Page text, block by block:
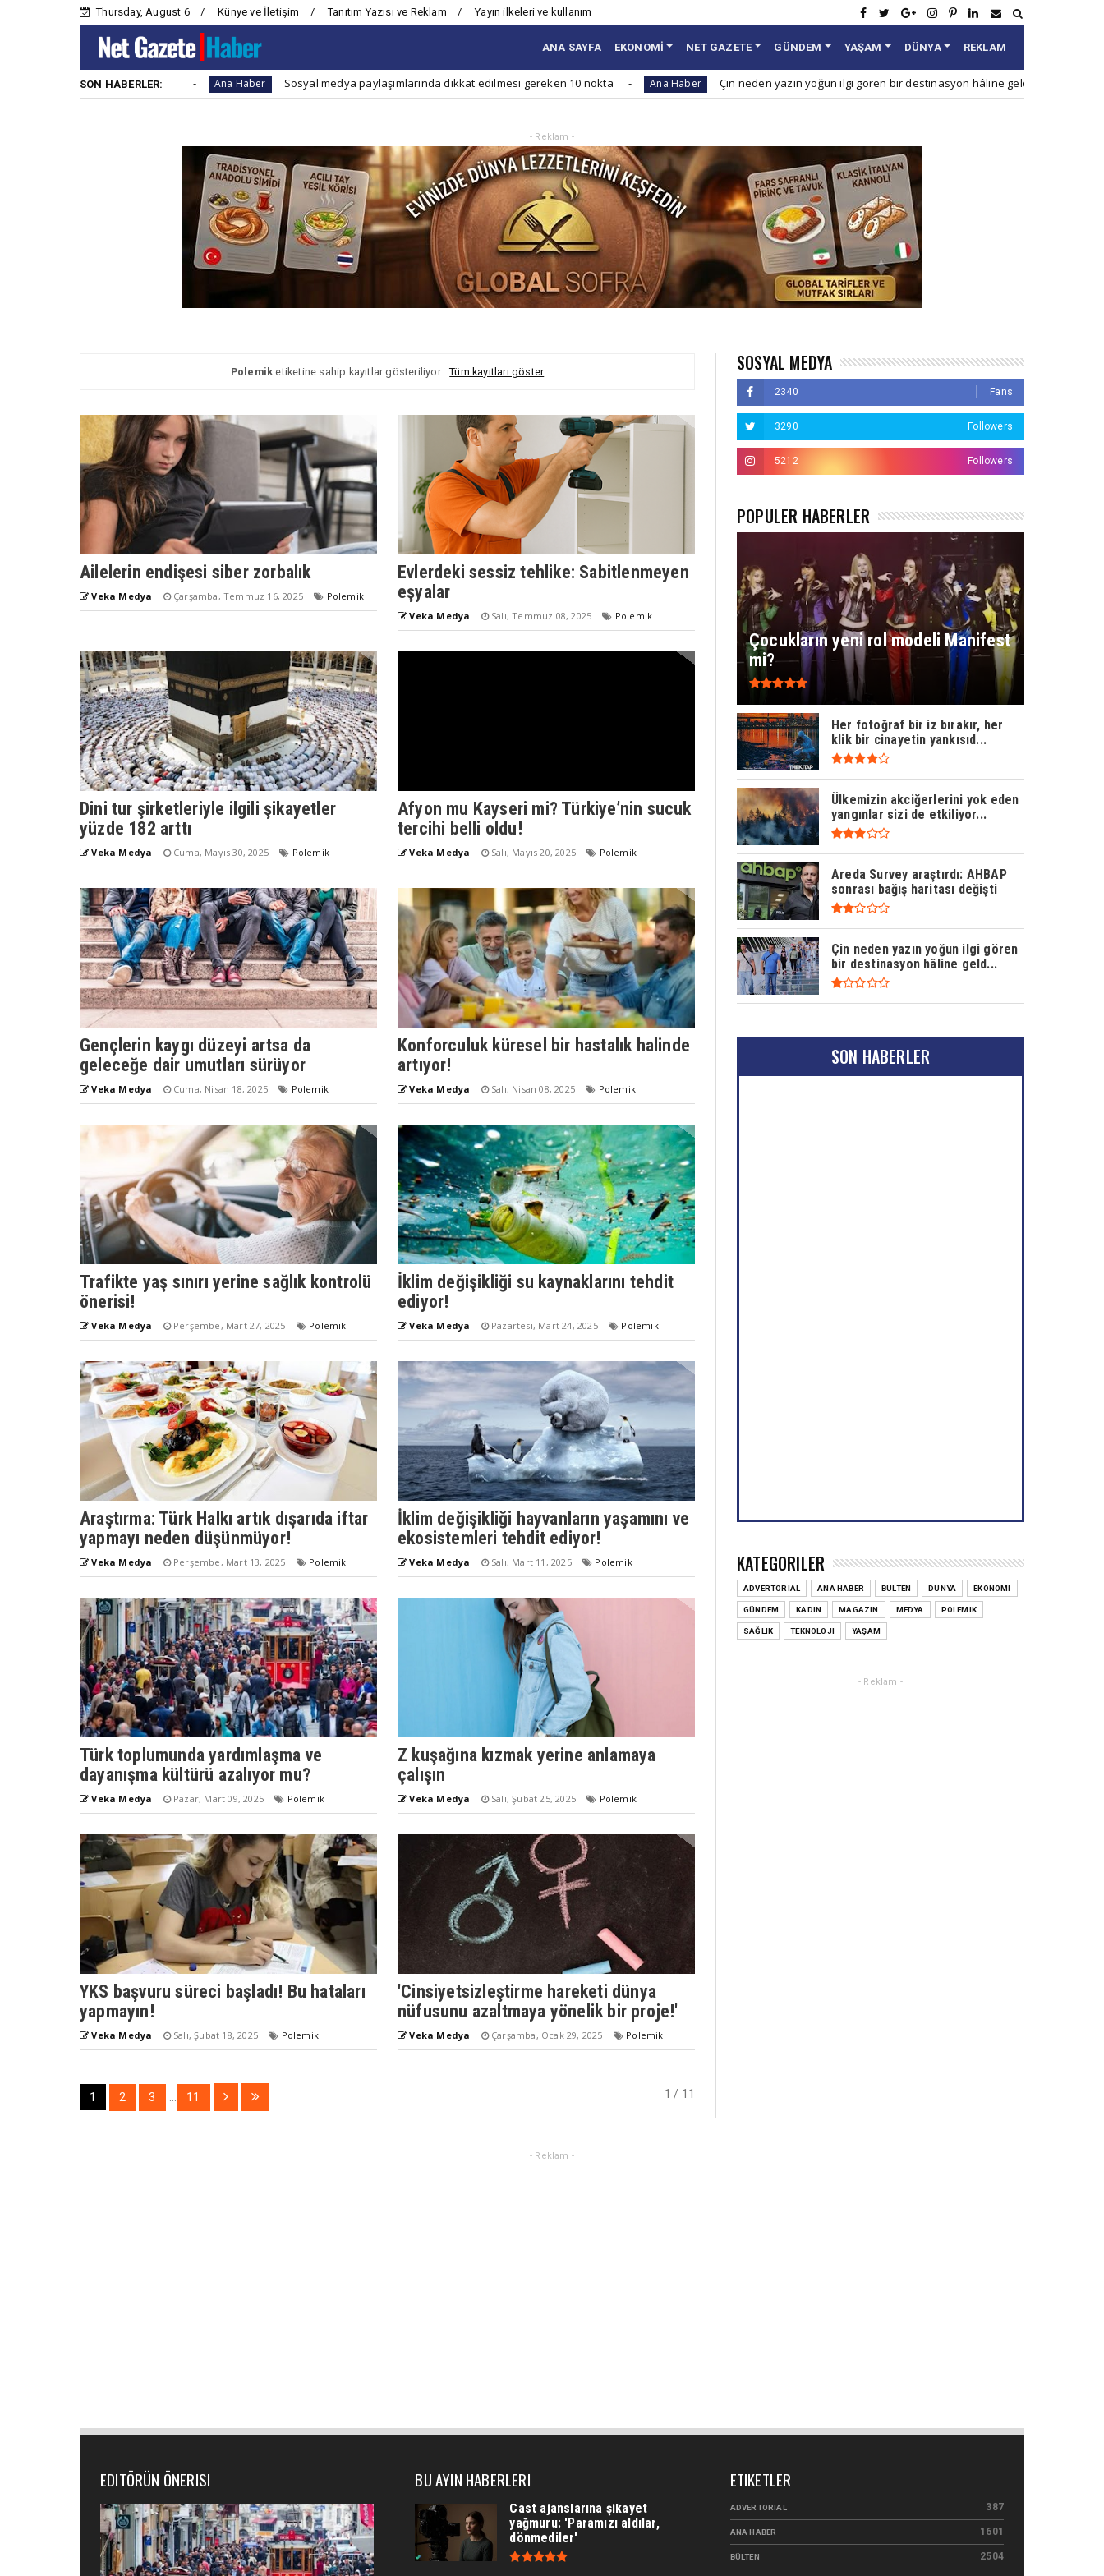
Thursday, August 6 Künye ve İletişim Tanıtım Yazısı ve Reklam Yayın ilkeleri ve kullanım
ANA SAYFA EKONOMİ NET GAZETE GÜNDEM YAŞAM DÜNYA REKLAM
SON HABERLER:
olmanın 7 yolu Ana Haber Sosyal medya paylaşımlarında dikkat edilmesi gereken 10 nokta Ana Haber Çin neden yazın yoğun ilgi gören bir destinasyon hâline geldi? Ana Haber
- Reklam -
Polemik etiketine sahip kayıtlar gösteriliyor. Tüm kayıtları göster
Ailelerin endişesi siber zorbalık
Veka Medya Çarşamba, Temmuz 16, 2025 Polemik
Evlerdeki sessiz tehlike: Sabitlenmeyen
eşyalar
Veka Medya Salı, Temmuz 08, 2025 Polemik
Dini tur şirketleriyle ilgili şikayetler
yüzde 182 arttı
Veka Medya Cuma, Mayıs 30, 2025 Polemik
Afyon mu Kayseri mi? Türkiye’nin sucuk
tercihi belli oldu!
Veka Medya Salı, Mayıs 20, 2025 Polemik
Gençlerin kaygı düzeyi artsa da
geleceğe dair umutları sürüyor
Veka Medya Cuma, Nisan 18, 2025 Polemik
Konforculuk küresel bir hastalık halinde
artıyor!
Veka Medya Salı, Nisan 08, 2025 Polemik
Trafikte yaş sınırı yerine sağlık kontrolü
önerisi!
Veka Medya Perşembe, Mart 27, 2025 Polemik
İklim değişikliği su kaynaklarını tehdit
ediyor!
Veka Medya Pazartesi, Mart 24, 2025 Polemik
Araştırma: Türk Halkı artık dışarıda iftar
yapmayı neden düşünmüyor!
Veka Medya Perşembe, Mart 13, 2025 Polemik
İklim değişikliği hayvanların yaşamını ve
ekosistemleri tehdit ediyor!
Veka Medya Salı, Mart 11, 2025 Polemik
Türk toplumunda yardımlaşma ve
dayanışma kültürü azalıyor mu?
Veka Medya Pazar, Mart 09, 2025 Polemik
Z kuşağına kızmak yerine anlamaya
çalışın
Veka Medya Salı, Şubat 25, 2025 Polemik
YKS başvuru süreci başladı! Bu hataları
yapmayın!
Veka Medya Salı, Şubat 18, 2025 Polemik
'Cinsiyetsizleştirme hareketi dünya
nüfusunu azaltmaya yönelik bir proje!'
Veka Medya Çarşamba, Ocak 29, 2025 Polemik
1 / 11
1 2 3 11
SOSYAL MEDYA
2340 Fans
3290 Followers
5212 Followers
POPÜLER HABERLER
Çocukların yeni rol modeli Manifest
mi?
Her fotoğraf bir iz bırakır, her
klik bir cinayetin yankısıd...
Ülkemizin akciğerlerini yok eden
yangınlar sizi de etkiliyor...
Areda Survey araştırdı: AHBAP
sonrası bağış haritası değişti
Çin neden yazın yoğun ilgi gören
bir destinasyon hâline geld...
SON HABERLER
KATEGORILER
ADVERTORIAL ANA HABER BÜLTEN DÜNYA EKONOMI
GÜNDEM KADIN MAGAZIN MEDYA POLEMIK
SAĞLIK TEKNOLOJI YAŞAM
- Reklam -
- Reklam -
EDITÖRÜN ÖNERISI BU AYIN HABERLERI
Cast ajanslarına şikayet
yağmuru: 'Paramızı aldılar,
dönmediler'
ETIKETLER
ADVERTORIAL 387
ANA HABER 1601
BÜLTEN 2504